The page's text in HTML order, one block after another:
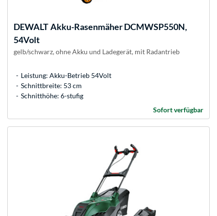
DEWALTAkku-Rasenmäher DCMWSP550N,
54Volt
gelb/schwarz, ohne Akku und Ladegerät, mit Radantrieb
Leistung: Akku-Betrieb 54Volt
Schnittbreite: 53 cm
Schnitthöhe: 6-stufig
Sofort verfügbar